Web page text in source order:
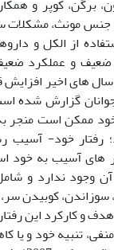
جنس مونث، مشکلات
از الکل و
و عملکرد
2010). در سال های اخیر
گزارش شده
ممکن است منجر
رفتار خود- آسیب
های آسیب به
وجود ندارد و
کوبیدن
ناک، 2010)؛ هدف و کارکرد
تنبیه خود و یا